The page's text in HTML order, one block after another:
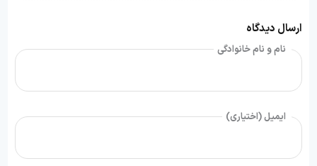
ارسال دیدگاه
نام و نام خانوادگی
ایمیل (اختیاری)